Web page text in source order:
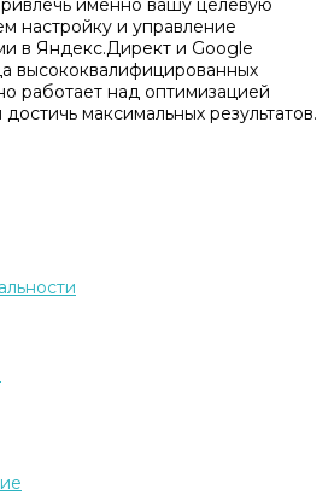
именно вашу целевую
настройку и управление
в Яндекс.Директ и Google
высококвалифицированных
работает над оптимизацией
максимальных результатов.